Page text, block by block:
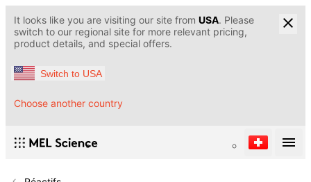
It looks like you are visiting our site from USA. Please
switch to our regional site for more relevant pricing,
product details, and special offers.
Switch to USA
Choose another country